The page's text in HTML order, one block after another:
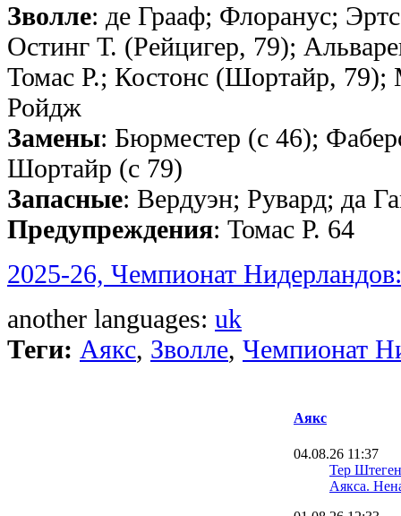
Зволле: де Грааф; Флоранус;
Остинг Т. (Рейцигер, 79);
Томас Р.; Костонс (Шортайр,
Ройдж
Замены: Бюрместер (с 46);
Шортайр (с 79)
Запасные: Вердуэн; Рувард; да
Предупреждения: Томас Р. 64
2025-26, Чемпионат
another languages: uk
Теги: Аякс, Зволле, Чемпионат
Аякс
04.08.26 11:37
Тер
Аякса.